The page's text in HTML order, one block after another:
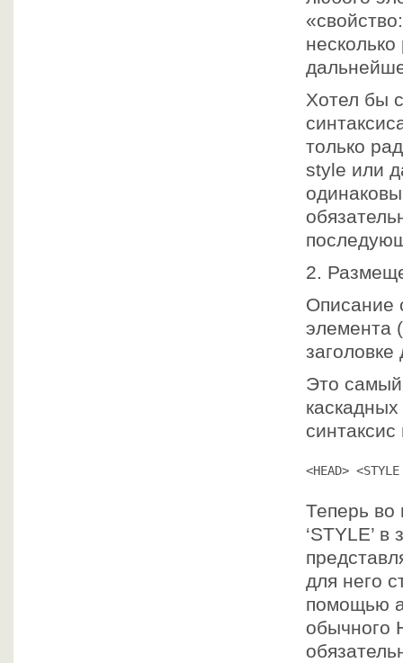
Хотел бы
только
style или
2.
Описание
элемента
Это
<HEAD>
Теперь
‘STYLE’
для него
помощью
обычного